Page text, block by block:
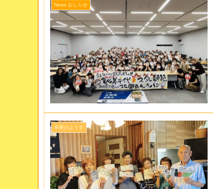
News おしらせ
幸座のようす